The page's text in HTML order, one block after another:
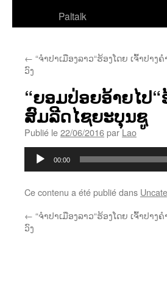
Paltalk
← “ຈຳປາເມືອງລາວ“ຮ້ອງໂດຍ ເຈົ້າປາງ
ວົງ
“ຍອມປ່ອຍອ້າຍໄປ
ສົມລີດໄຊຍະບຸນຊູ
Publié le22/06/2016par Lao
Lecteur
00:00
Ce contenu a été publié dans
← “ຈຳປາເມືອງລາວ“ຮ້ອງໂດຍ ເຈົ້າປາງ
ວົງ